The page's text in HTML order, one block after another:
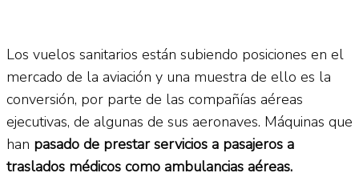
Los vuelos sanitarios están subiendo posiciones en el
mercado de la aviación y una muestra de ello es la
conversión, por parte de las compañías aéreas
ejecutivas, de algunas de sus aeronaves. Máquinas que
han pasado de prestar servicios a pasajeros a
traslados médicos como ambulancias aéreas.